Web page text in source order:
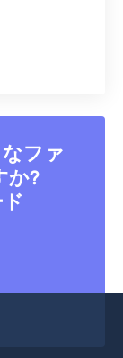
ファ
か?